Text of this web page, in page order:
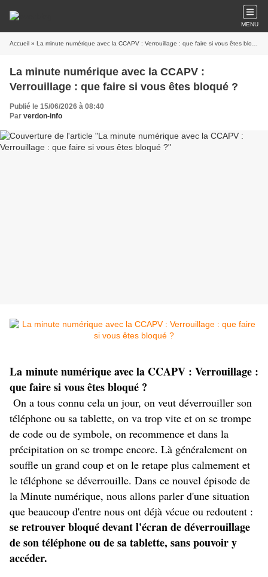
MENU
Accueil » La minute numérique avec la CCAPV : Verrouillage : que faire si vous êtes bloqué ?
La minute numérique avec la CCAPV :
Verrouillage : que faire si vous êtes bloqué ?
Publié le 15/06/2026 à 08:40
Par verdon-info
La minute numérique avec la CCAPV : Verrouillage :
que faire si vous êtes bloqué ?
On a tous connu cela un jour, on veut déverrouiller son
téléphone ou sa tablette, on va trop vite et on se trompe
de code ou de symbole, on recommence et dans la
précipitation on se trompe encore. Là généralement on
souffle un grand coup et on le retape plus calmement et
le téléphone se déverrouille. Dans ce nouvel épisode de
la Minute numérique, nous allons parler d'une situation
que beaucoup d'entre nous ont déjà vécue ou redoutent :
se retrouver bloqué devant l'écran de déverrouillage
de son téléphone ou de sa tablette, sans pouvoir y
accéder.